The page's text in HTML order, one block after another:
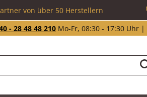
von über 50 Herstellern
- 28 48 48 210 Mo-Fr, 08:30 - 17:30 Uhr |